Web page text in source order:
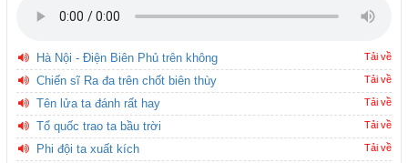
Hà Nội - Điện Biên Phủ trên không Tải về
Chiến sĩ Ra đa trên chốt biên thùy Tải về
Tên lửa ta đánh rất hay Tải về
Tổ quốc trao ta bầu trời Tải về
Phi đội ta xuất kích Tải về